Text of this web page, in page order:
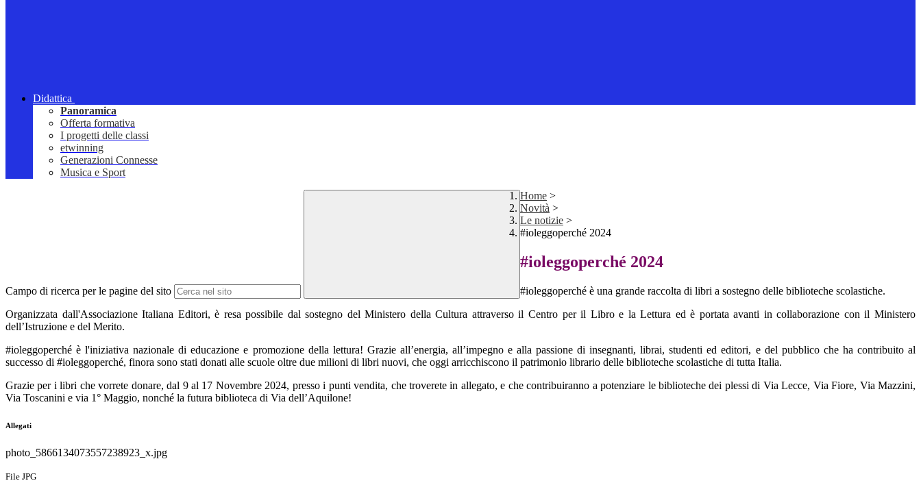
Didattica
Panoramica
Offerta formativa
I progetti delle classi
etwinning
Generazioni Connesse
Musica e Sport
Campo di ricerca per le pagine del sito
Home >
Novità >
Le notizie >
#ioleggoperché 2024
#ioleggoperché 2024
#ioleggoperché è una grande raccolta di libri a sostegno delle biblioteche scolastiche.
Organizzata dall'Associazione Italiana Editori, è resa possibile dal sostegno del Ministero della Cultura attraverso il Centro per il Libro e la Lettura ed è portata avanti in collaborazione con il Ministero
dell’Istruzione e del Merito.
#ioleggoperché è l'iniziativa nazionale di educazione e promozione della lettura! Grazie all’energia, all’impegno e alla passione di insegnanti, librai, studenti ed editori, e del pubblico che ha contribuito al
successo di #ioleggoperché, finora sono stati donati alle scuole oltre due milioni di libri nuovi, che oggi arricchiscono il patrimonio librario delle biblioteche scolastiche di tutta Italia.
Grazie per i libri che vorrete donare, dal 9 al 17 Novembre 2024, presso i punti vendita, che troverete in allegato, e che contribuiranno a potenziare le biblioteche dei plessi di Via Lecce, Via Fiore, Via Mazzini,
Via Toscanini e via 1° Maggio, nonché la futura biblioteca di Via dell’Aquilone!
Allegati
photo_5866134073557238923_x.jpg
File JPG